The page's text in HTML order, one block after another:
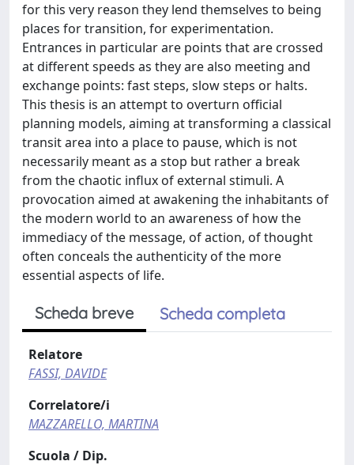
for this very reason they lend themselves to being
places for transition, for experimentation.
Entrances in particular are points that are crossed
at different speeds as they are also meeting and
exchange points: fast steps, slow steps or halts.
This thesis is an attempt to overturn official
planning models, aiming at transforming a classical
transit area into a place to pause, which is not
necessarily meant as a stop but rather a break
from the chaotic influx of external stimuli. A
provocation aimed at awakening the inhabitants of
the modern world to an awareness of how the
immediacy of the message, of action, of thought
often conceals the authenticity of the more
essential aspects of life.
Scheda breve Scheda completa
Relatore
FASSI, DAVIDE
Correlatore/i
MAZZARELLO, MARTINA
Scuola / Dip.